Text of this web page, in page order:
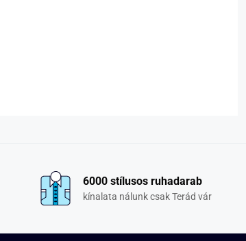
6000 stílusos ruhadarab
kínalata nálunk csak Terád vár